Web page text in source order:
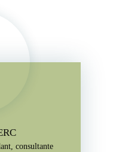
consultante